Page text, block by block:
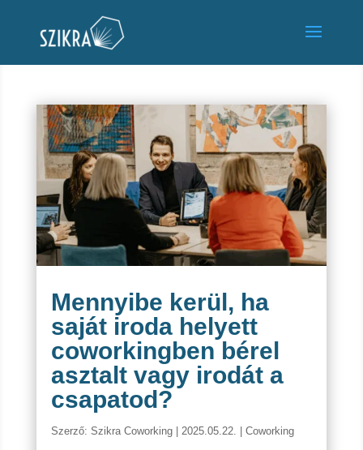
Mennyibe kerül, ha
saját iroda helyett
coworkingben bérel
asztalt vagy irodát a
csapatod?
Szerző: Szikra Coworking| 2025.05.22. Coworking